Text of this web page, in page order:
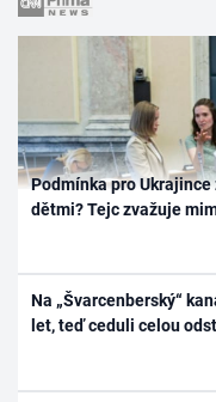
Podmínka pro
dětmi? Tejc zvažuje
Na „Švarcenberský“
let, teď ceduli celou